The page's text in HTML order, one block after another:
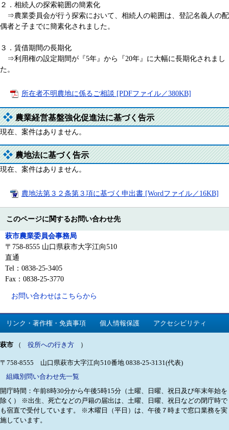
２．相続人の探索範囲の簡素化
⇒農業委員会が行う探索において、相続人の範囲は、登記名義人の配
偶者と子までに簡素化されました。
３．賃借期間の長期化
⇒利用権の設定期間が『5年』から『20年』に大幅に長期化されまし
た。
所在者不明農地に係るご相談 [PDFファイル／380KB]
農業経営基盤強化促進法に基づく告示
現在、案件はありません。
農地法に基づく告示
現在、案件はありません。
農地法第３２条第３項に基づく申出書 [Wordファイル／16KB]
このページに関するお問い合わせ先
萩市農業委員会事務局
〒758-8555 山口県萩市大字江向510
直通
Tel：0838-25-3405
Fax：0838-25-3770
お問い合わせはこちらから
リンク・著作権・免責事項 個人情報保護 アクセシビリティ
萩市 （ 役所への行き方 ）
〒758-8555 山口県萩市大字江向510番地 0838-25-3131(代表)
組織別問い合わせ先一覧
開庁時間：午前8時30分から午後5時15分（土曜、日曜、祝日及び年末年始を
除く）
※出生、死亡などの戸籍の届出は、土曜、日曜、祝日などの閉庁時で
も宿直で受付しています。
※木曜日（平日）は、午後７時まで窓口業務を実
施しています。